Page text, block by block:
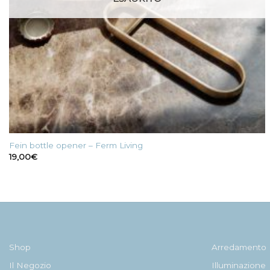
Fein bottle opener – Ferm Living
19,00€
Shop
Il Negozio
Arredamento
Illuminazione